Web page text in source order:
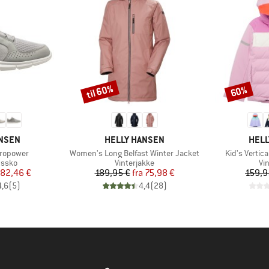
pris
82,46 €
(5)
MÆRKE
HELLY HANSEN
Artikel
Women's Long Belfast Winter Jacket
Produktgruppe
Vinterjakke
Pris
189,95 € Nedsat pris
fra 75,98 €
4,4(28)
Rabat
til 60%
Artikel
Kid's
Rabat
60%